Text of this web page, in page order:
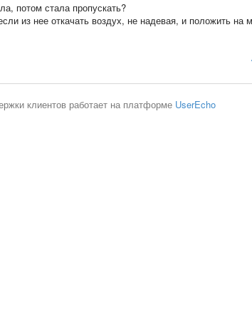
потом стала пропускать?
из нее откачать воздух, не надевая, и положить на
клиентов работает на платформе UserEcho